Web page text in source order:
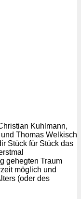
Kuhlmann,
Thomas Welkisch
Stück für Stück das
gehegten Traum
möglich und
(oder des